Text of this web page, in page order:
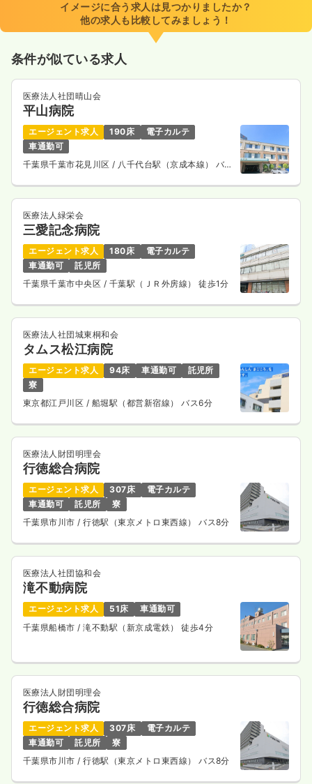
8:30～17:00（休憩60分）
日祝休み
年間休日120日 担当業務未経験可
ブランク可
2交代（常勤） 一時募集休止
給与 27.5
※経験18年の例
日祝休み
年間休日120日 担当業務未経験可
ブランク可
月給27万円以上可
気になる 詳細を見る
外来正看護師 / 管理職 一般病院
日勤のみ（常勤）
給与 580万円〜/年
※一例
時間
年間休日123日
4週8休以上
ブランク可
年収500万円以上可
気になる
内視鏡正看護師 一般病院
給与 お問い合わせください
時間 8:30～17:00
4週8休以上
オンコールあり ブランク可
詳細を見る
イメージに合う求人は見つかりましたか？
他の求人も比較してみましょう！
条件が似ている求人
医療法人社団晴山会
平山病院
エージェント求人 190床
電子カルテ
車通勤可
千葉県千葉市花見川区/ 八千代台駅（京成本線） バス
医療法人緑栄会
三愛記念病院
エージェント求人 180床
電子カルテ
車通勤可
託児所
千葉県千葉市中央区 / 千葉駅（ＪＲ外房線） 徒歩1分
医療法人社団城東桐和会
タムス松江病院
エージェント求人 94床 車通勤可
託児所
寮
東京都江戸川区 / 船堀駅（都営新宿線） バス6分
医療法人財団明理会
行徳総合病院
エージェント求人 307床
電子カルテ
車通勤可
託児所
寮
千葉県市川市/ 行徳駅（東京メトロ東西線） バス8分
医療法人社団協和会
滝不動病院
エージェント求人 51床
車通勤可
千葉県船橋市 / 滝不動駅（新京成電鉄） 徒歩4分
医療法人財団明理会
行徳総合病院
エージェント求人 307床
電子カルテ
車通勤可
託児所
寮
千葉県市川市/ 行徳駅（東京メトロ東西線） バス8分